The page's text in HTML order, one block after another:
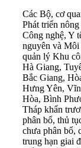
Các Bộ, cơ
Phát triển
Công nghệ, Y
nguyên và
quản lý Khu
Hà Giang,
Bắc Giang,
Hưng Yên,
Hòa, Bình
Tháp khẩn
phân bổ, thủ
chưa phân bổ,
trung hạn giai